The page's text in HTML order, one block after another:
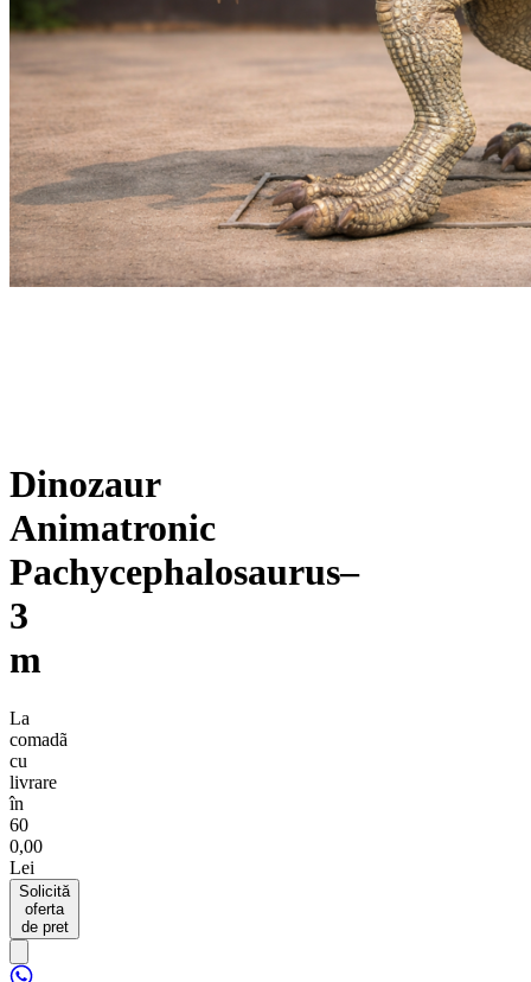
Dinozaur
Animatronic
Pachycephalosaurus–
3
m
La
comadã
cu
livrare
în
60
0,00
Lei
Solicită
oferta
de pret